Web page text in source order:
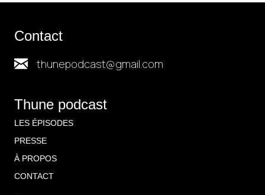
Contact
thunepodcast@gmail.com
Thune podcast
LES ÉPISODES
PRESSE
À PROPOS
CONTACT